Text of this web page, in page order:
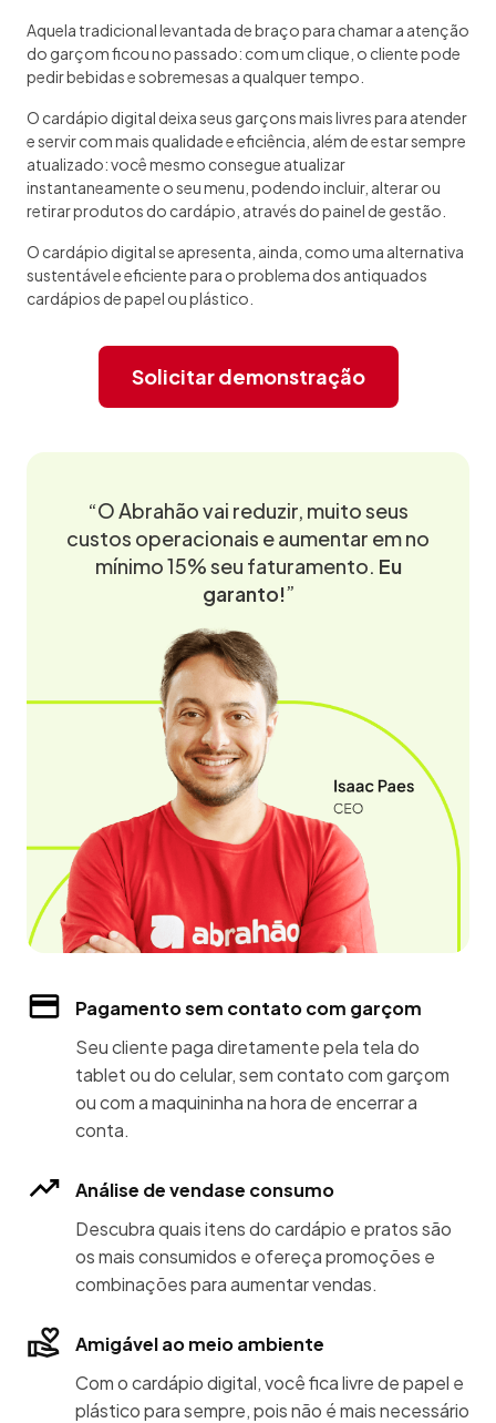
Aquela tradicional levantada de braço para chamar a atenção
do garçom ficou no passado: com um clique, o cliente pode
pedir bebidas e sobremesas a qualquer tempo.
O cardápio digital deixa seus garçons mais livres para atender
e servir com mais qualidade e eficiência, além de estar sempre
atualizado: você mesmo consegue atualizar
instantaneamente o seu menu, podendo incluir, alterar ou
retirar produtos do cardápio, através do painel de gestão.
O cardápio digital se apresenta, ainda, como uma alternativa
sustentável e eficiente para o problema dos antiquados
cardápios de papel ou plástico.
Solicitar demonstração
“O Abrahão vai reduzir, muito seus
custos operacionais e aumentar em no
mínimo 15% seu faturamento. Eu
garanto!”
Pagamento sem contato com garçom
Seu cliente paga diretamente pela tela do
tablet ou do celular, sem contato com garçom
ou com a maquininha na hora de encerrar a
conta.
Análise de vendase consumo
Descubra quais itens do cardápio e pratos são
os mais consumidos e ofereça promoções e
combinações para aumentar vendas.
Amigável ao meio ambiente
Com o cardápio digital, você fica livre de papel e
plástico para sempre, pois não é mais necessário